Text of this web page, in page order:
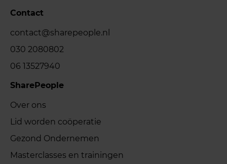
Contact
contact@sharepeople.nl
030 2080802
06 13527940
SharePeople
Over ons
Lid worden coöperatie
Gezond Ondernemen
Masterclasses en trainingen